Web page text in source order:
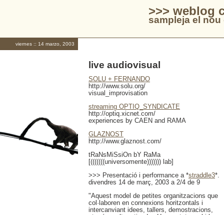
>>> weblog
sampleja el
viernes :: 14 marzo, 2003
live audiovisual
SOLU + FERNANDO
http://www.solu.org/
visual_improvisation
streaming OPTIQ_SYNDICATE
http://optiq.xicnet.com/
experiences by CAEN and RAMA
GLAZNOST
http://www.glaznost.com/
tRaNsMiSsiOn bY RaMa
[(((((((universomente))))))) lab]
>>> Presentació i performance a *straddle3*.
divendres 14 de març, 2003 a 2/4 de 9
"Aquest model de petites organitzacions que
col·laboren en connexions horitzontals i
intercanviant idees, tallers, demostracions,